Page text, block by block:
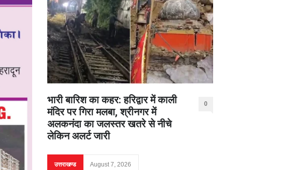
भारी बारिश का कहर: हरिद्वार में काली
मंदिर पर गिरा मलबा, श्रीनगर में
अलकनंदा का जलस्तर खतरे से नीचे
लेकिन अलर्ट जारी
0
उत्तराखण्ड August 7, 2026